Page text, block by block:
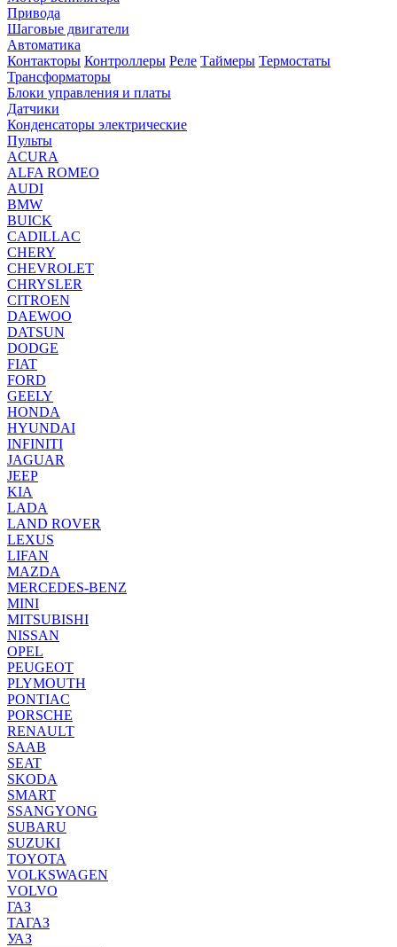
Привода
Шаговые двигатели
Автоматика
Контакторы Контроллеры Реле Таймеры Термостаты
Трансформаторы
Блоки управления и платы
Датчики
Конденсаторы электрические
Пульты
ACURA
ALFA ROMEO
AUDI
BMW
BUICK
CADILLAC
CHERY
CHEVROLET
CHRYSLER
CITROEN
DAEWOO
DATSUN
DODGE
FIAT
FORD
GEELY
HONDA
HYUNDAI
INFINITI
JAGUAR
JEEP
KIA
LADA
LAND ROVER
LEXUS
LIFAN
MAZDA
MERCEDES-BENZ
MINI
MITSUBISHI
NISSAN
OPEL
PEUGEOT
PLYMOUTH
PONTIAC
PORSCHE
RENAULT
SAAB
SEAT
SKODA
SMART
SSANGYONG
SUBARU
SUZUKI
TOYOTA
VOLKSWAGEN
VOLVO
ГАЗ
ТАГАЗ
УАЗ